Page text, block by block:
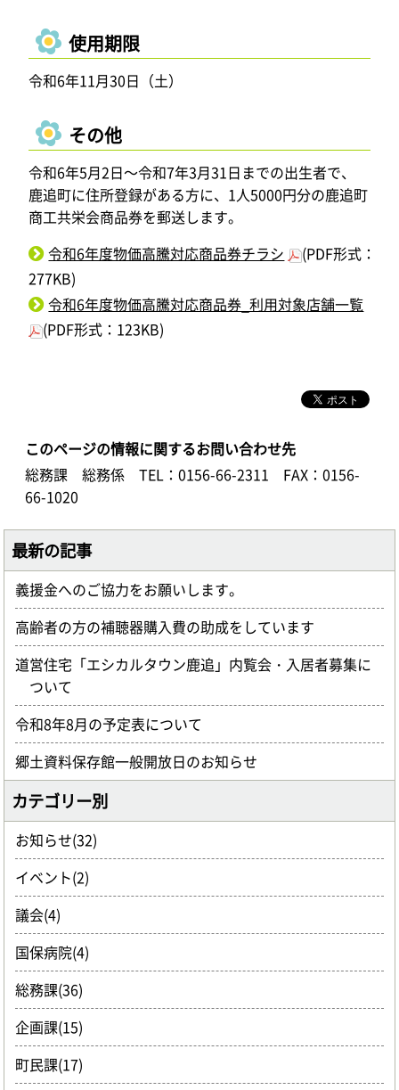
使用期限
令和6年11月30日（土）
その他
令和6年5月2日～令和7年3月31日までの出生者で、
鹿追町に住所登録がある方に、1人5000円分の鹿追町
商工共栄会商品券を郵送します。
令和6年度物価高騰対応商品券チラシ
(PDF形式：
277KB)
令和6年度物価高騰対応商品券_利用対象店舗一覧
(PDF形式：123KB)
このページの情報に関するお問い合わせ先
総務課 総務係
TEL：0156-66-2311
FAX：0156-
66-1020
最新の記事
義援金へのご協力をお願いします。
高齢者の方の補聴器購入費の助成をしています
道営住宅「エシカルタウン鹿追」内覧会・入居者募集に
ついて
令和8年8月の予定表について
郷土資料保存館一般開放日のお知らせ
カテゴリー別
お知らせ(32)
イベント(2)
議会(4)
国保病院(4)
総務課(36)
企画課(15)
町民課(17)